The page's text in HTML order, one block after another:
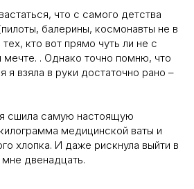
что с самого детства
балерины, космонавты не в
кто вот прямо чуть ли не с
мечте. . Однако точно помню, что
я взяла в руки достаточно рано –
сшила самую настоящую
медицинской ваты и
хлопка. И даже рискнула выйти в
двенадцать.